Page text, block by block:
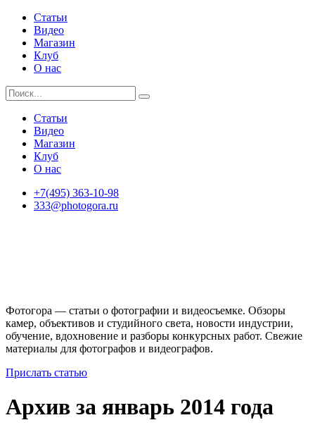
Статьи
Видео
Магазин
Клуб
О нас
Статьи
Видео
Магазин
Клуб
О нас
+7(495) 363-10-98
333@photogora.ru
Фотогора — статьи о фотографии и видеосъемке. Обзоры
камер, объективов и студийного света, новости индустрии,
обучение, вдохновение и разборы конкурсных работ. Свежие
материалы для фотографов и видеографов.
Прислать статью
Архив за январь 2014 года